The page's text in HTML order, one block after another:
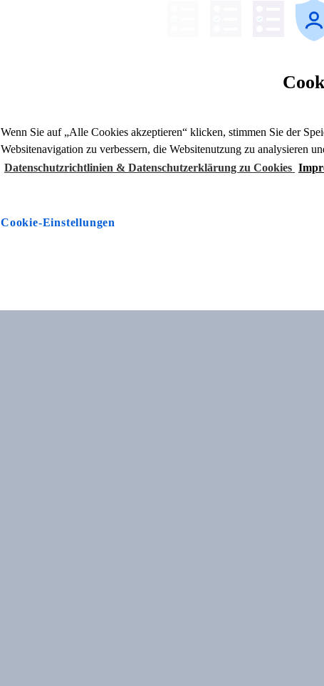
Wenn Sie auf „Alle Cookies akzeptieren“ klicken, stimmen Sie der
Websitenavigation zu verbessern, die Websitenutzung zu analysieren
Datenschutzrichtlinien & Datenschutzerklärung zu Cookies
Cookie-Einstellungen